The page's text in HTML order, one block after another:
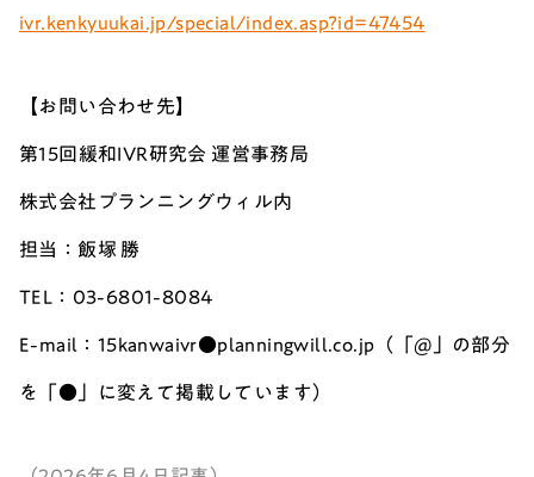
ivr.kenkyuukai.jp/special/index.asp?id=47454
【お問い合わせ先】
第15回緩和IVR研究会 運営事務局
株式会社プランニングウィル内
担当：飯塚 勝
TEL：03-6801-8084
E-mail：15kanwaivr●planningwill.co.jp（「@」の部分
を「●」に変えて掲載しています）